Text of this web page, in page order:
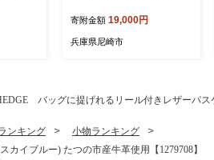
ゴ あ
手作
寄附金額 19,000円
兵庫県尼崎市
バッグに提げれるリール付きレザーパス
ンキング
小物ランキング
イブルー) たつの市産牛革使用【1279708】